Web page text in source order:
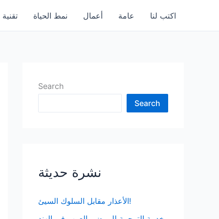
تقنية نمط الحياة أعمال عامة اكتب لنا
Search
Search
نشرة حديثة
الأعذار مقابل السلوك السيئ!